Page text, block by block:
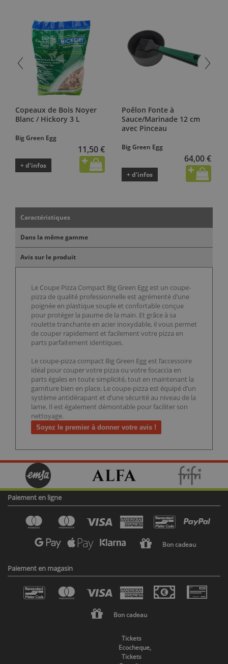
Copeaux de Bois Noyer
Blanc / Hickory 3 L
Big Green Egg
11,50 €
+ d’infos
Poêlon Fonte à
Sauce/Marinade 12 cm
avec Pinceau
Big Green Egg
64,00 €
+ d’infos
Caractéristiques
Dans la même gamme
Avis sur le produit
Le Coupe Pizza Compact Big Green Egg est un coupe-
pizza de qualité professionnelle est agrémenté d’une
poignée en plastique souple et confortable conçue
pour protéger la paume de la main. Et grâce à sa
roulette tranchante en acier inoxydable, il vous permet
de couper rapidement et facilement votre pizza en
parts parfaitement identiques.
Le coupe-pizza compact Big Green Egg est l’accessoire
idéal pour couper votre pizza ou votre focaccia en
parts égales en toute simplicité, tout en maintenant la
garniture bien en place. Le coupe-pizza est équipé d’un
système antidérapant et d’une sécurité au niveau de la
lame. Il est également démontable pour faciliter son
nettoyage.
Soyez le premier à donner votre avis !
Paiement en ligne
Bon cadeau
Paiement en magasin
Bon cadeau
Tickets
Ecocheque,
Tickets